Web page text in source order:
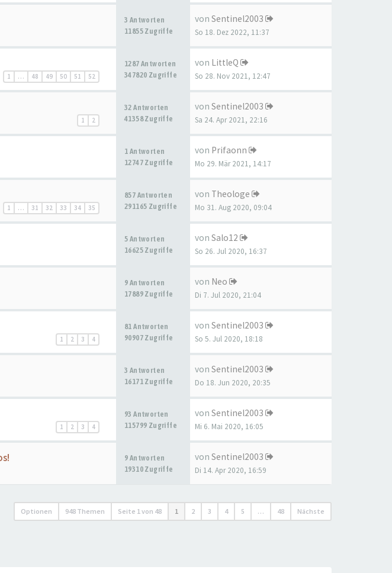
3 Antworten
11855 Zugriffe
von Sentinel2003
So 18. Dez 2022, 11:37
1 … 48 49 50 51 52
1287 Antworten
347820 Zugriffe
von LittleQ
So 28. Nov 2021, 12:47
1 2
32 Antworten
41358 Zugriffe
von Sentinel2003
Sa 24. Apr 2021, 22:16
1 Antworten
12747 Zugriffe
von Prifaonn
Mo 29. Mär 2021, 14:17
1 … 31 32 33 34 35
857 Antworten
291165 Zugriffe
von Theologe
Mo 31. Aug 2020, 09:04
5 Antworten
16625 Zugriffe
von Salo12
So 26. Jul 2020, 16:37
9 Antworten
17889 Zugriffe
von Neo
Di 7. Jul 2020, 21:04
1 2 3 4
81 Antworten
90907 Zugriffe
von Sentinel2003
So 5. Jul 2020, 18:18
3 Antworten
16171 Zugriffe
von Sentinel2003
Do 18. Jun 2020, 20:35
1 2 3 4
93 Antworten
115799 Zugriffe
von Sentinel2003
Mi 6. Mai 2020, 16:05
9 Antworten
19310 Zugriffe
von Sentinel2003
Di 14. Apr 2020, 16:59
Optionen 948 Themen Seite 1von 48 1 2 3 4 5 … 48 Nächste